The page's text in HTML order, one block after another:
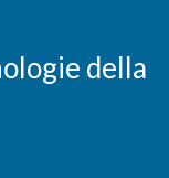
della